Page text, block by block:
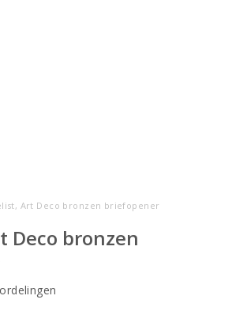
Art Deco bronzen briefopener
Deco bronzen